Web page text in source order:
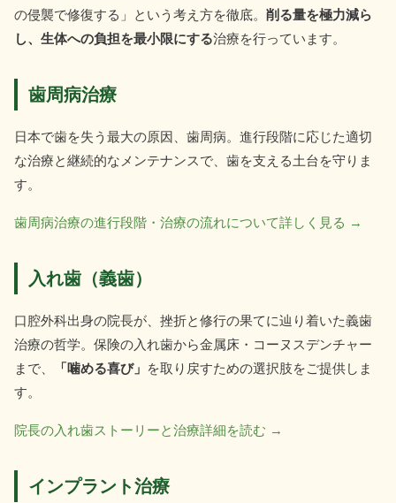
の侵襲で修復する」という考え方を徹底。 削る量を極力減ら
し、生体への負担を最小限にする治療を行っています。
歯周病治療
日本で歯を失う最大の原因、歯周病。進行段階に応じた適切
な治療と継続的なメンテナンスで、歯を支える土台を守りま
す。
歯周病治療の進行段階・治療の流れについて詳しく見る →
入れ歯（義歯）
口腔外科出身の院長が、挫折と修行の果てに辿り着いた義歯
治療の哲学。保険の入れ歯から金属床・コーヌスデンチャー
まで、
「噛める喜び」 を取り戻すための選択肢をご提供しま
す。
院長の入れ歯ストーリーと治療詳細を読む →
インプラント治療